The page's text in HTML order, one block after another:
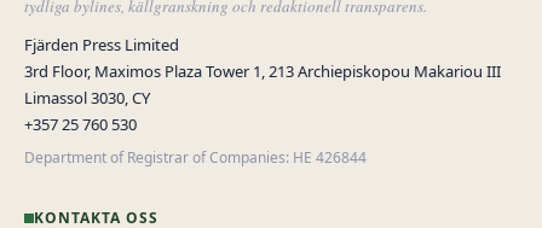
tydliga bylines, källgranskning och redaktionell transparens.
Fjärden Press Limited
3rd Floor, Maximos Plaza Tower 1, 213 Archiepiskopou Makariou III
Limassol 3030, CY
+357 25 760 530
Department of Registrar of Companies: HE 426844
KONTAKTA OSS